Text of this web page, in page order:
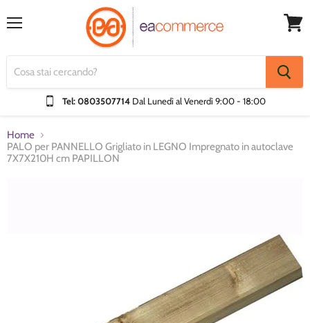
Tel: 0803507714 Dal Lunedì al Venerdì9:00 - 18:00
Home
PALO per PANNELLO Grigliato in LEGNO Impregnato in autoclave
7X7X210H cm PAPILLON